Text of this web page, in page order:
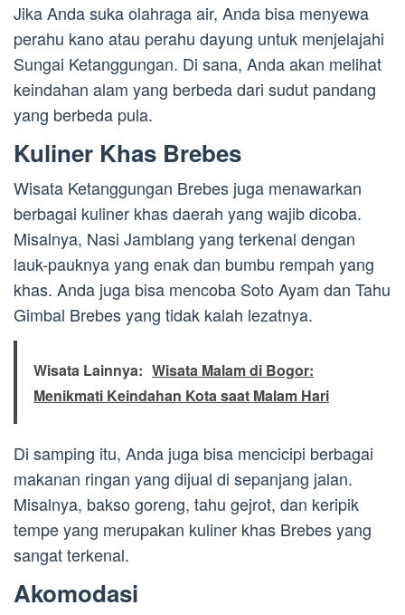
Jika Anda suka olahraga air, Anda bisa menyewa
perahu kano atau perahu dayung untuk menjelajahi
Sungai Ketanggungan. Di sana, Anda akan melihat
keindahan alam yang berbeda dari sudut pandang
yang berbeda pula.
Kuliner Khas Brebes
Wisata Ketanggungan Brebes juga menawarkan
berbagai kuliner khas daerah yang wajib dicoba.
Misalnya, Nasi Jamblang yang terkenal dengan
lauk-pauknya yang enak dan bumbu rempah yang
khas. Anda juga bisa mencoba Soto Ayam dan Tahu
Gimbal Brebes yang tidak kalah lezatnya.
Wisata Lainnya: Wisata Malam di Bogor:
Menikmati Keindahan Kota saat Malam Hari
Di samping itu, Anda juga bisa mencicipi berbagai
makanan ringan yang dijual di sepanjang jalan.
Misalnya, bakso goreng, tahu gejrot, dan keripik
tempe yang merupakan kuliner khas Brebes yang
sangat terkenal.
Akomodasi